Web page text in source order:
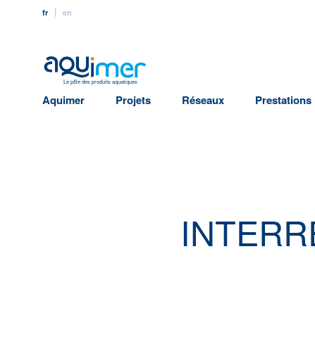
fr en
Le pôle des produits aquatiques
Aquimer Projets Réseaux Prestations